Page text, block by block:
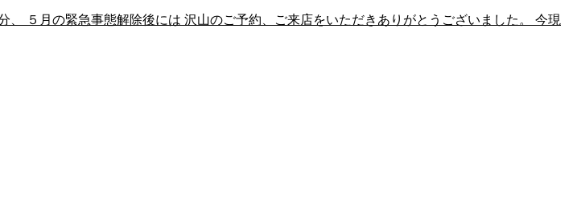
５月の緊急事態解除後には 沢山のご予約、ご来店をいただきありがとうございました。 今現